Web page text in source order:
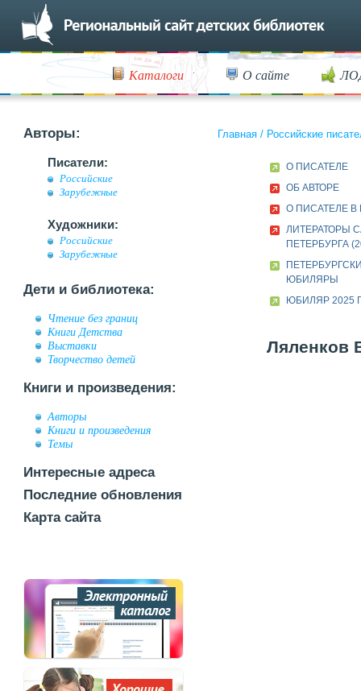
Каталоги О сайте
Авторы:
Писатели:
Российские
Зарубежные
Художники:
Российские
Зарубежные
Дети и библиотека:
Чтение без границ
Книги Детства
Выставки
Творчество детей
Книги и произведения:
Авторы
Книги и произведения
Темы
Интересные адреса
Последние обновления
Карта сайта
Главная / Российские
О ПИСАТЕЛЕ
ОБ АВТОРЕ
О ПИСАТЕЛЕ В
ЛИТЕРАТОРЫ
ПЕТЕРБУРГА
ЮБИЛЯРЫ
ЮБИЛЯР 2025
Ляленков